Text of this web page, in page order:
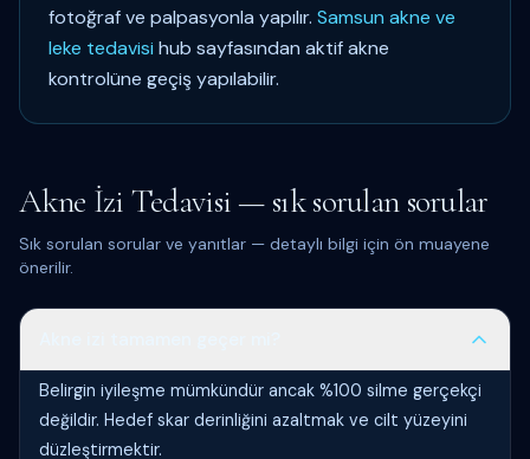
fotoğraf ve palpasyonla yapılır. Samsun akne ve
leke tedavisi hub sayfasından aktif akne
kontrolüne geçiş yapılabilir.
Akne İzi Tedavisi — sık sorulan sorular
Sık sorulan sorular ve yanıtlar — detaylı bilgi için ön muayene
önerilir.
Belirgin iyileşme mümkündür ancak %100 silme gerçekçi
değildir. Hedef skar derinliğini azaltmak ve cilt yüzeyini
düzleştirmektir.